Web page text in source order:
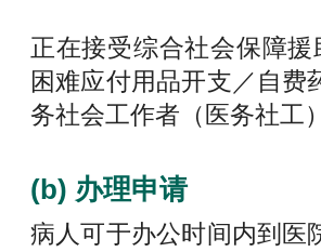
正在接受综合社会保障
困难应付用品开支／自费
务社会工作者（医务社工
(b) 办理申请
病人可于办公时间内到医